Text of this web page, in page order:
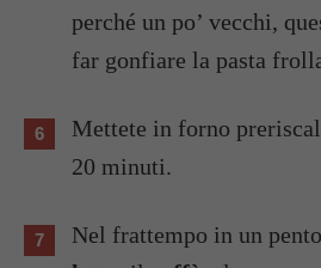
perché un po’ vecchi,
far gonfiare la pasta
Mettete in forno
20 minuti.
Nel frattempo in un